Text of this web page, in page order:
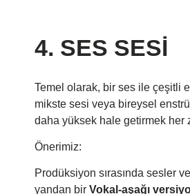
4. SES SESİ
Temel olarak, bir ses ile çeşitli
mikste sesi veya bireysel
daha yüksek hale getirmek her
Önerimiz:
Prodüksiyon sırasında sesler
yandan bir Vokal-aşağı